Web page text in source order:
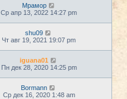
Мрамор
Ср апр 13, 2022 14:27 pm
shu09
Чт авг 19, 2021 19:07 pm
iguana01
Пн дек 28, 2020 14:25 pm
Bormann
Ср дек 16, 2020 1:48 am